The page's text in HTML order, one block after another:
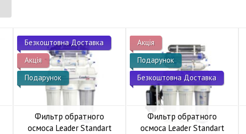
Безкоштовна Доставка
Акція
Подарунок
Фильтр обратного
осмоса Leader Standart
Акція
Подарунок
Безкоштовна Доставка
Фильтр обратного
осмоса Leader Standart